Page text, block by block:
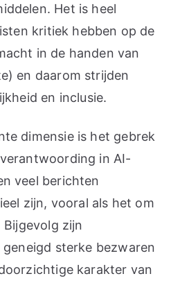
Het is heel
kritiek hebben op de
in de handen van
en daarom strijden
en inclusie.
dimensie is het gebrek
in AI-
veel berichten
zijn, vooral als het om
zijn
sterke bezwaren
karakter van